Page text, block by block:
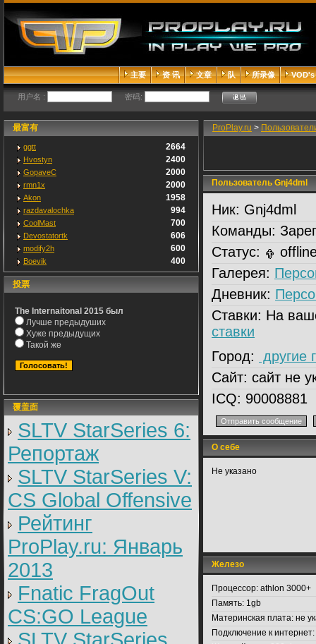
主要 资 讯 文章 队 所录像 VOD's
用户名 : 密码:
最富有
ggtt 2664
Hvostyn 2400
GopaveC 2000
rmn1x 2000
Akon 1958
razdavalochka 994
CoolMast 700
Devostatortk 606
modify2h 600
Boevik 400
投票
The Internaitonal 2015 был
Лучше предыдуших
Хуже предыдущих
Такой же
覆盖面
SLTV StarSeries 6:
Репортаж
SLTV StarSeries V:
CS Global Offensive
Рейтинг
ProPlay.ru: Январь
2013
Fnatic FragOut
CS:GO League
ProPlay.ru >
Пользователь Gnj4dml
Ник: Gnj4dml
Команды:
Статус:
Галерея:
Дневник:
Ставки: На
ставки
Город:
другие
Сайт: сайт не
ICQ: 90008881
О себе
Не указано
Железо
Процессор: athlon 3000+
Память: 1gb
Материнская плата: не
Подключение к интернет: